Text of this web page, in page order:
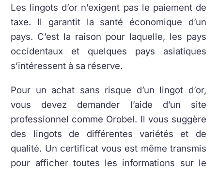
Les lingots d’or n’exigent pas le paiement de
taxe. Il garantit la santé économique d’un
pays. C’est la raison pour laquelle, les pays
occidentaux et quelques pays asiatiques
s’intéressent à sa réserve.
Pour un achat sans risque d’un lingot d’or,
vous devez demander l’aide d’un site
professionnel comme Orobel. Il vous suggère
des lingots de différentes variétés et de
qualité. Un certificat vous est même transmis
pour afficher toutes les informations sur le